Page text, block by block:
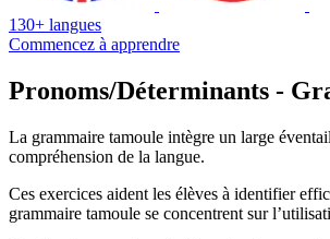
130+ langues
Commencez à apprendre
Pronoms/Déterminants -
La grammaire tamoule intègre un large
compréhension de la langue.
Ces exercices aident les élèves à identifier
grammaire tamoule se concentrent sur